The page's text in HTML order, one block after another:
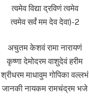
त्वमेव विद्या द्रविणं त्वमेव
त्वमेव सर्वं मम देव देवा)-2
अचुतम केशवं रामा नारायणं
कृष्णा देमोदरम वाशुदेवं हरीम
श्रीधरम माधावुम गोपिका वल्लभं
जानकी नायकम रामचंद्रम भजे